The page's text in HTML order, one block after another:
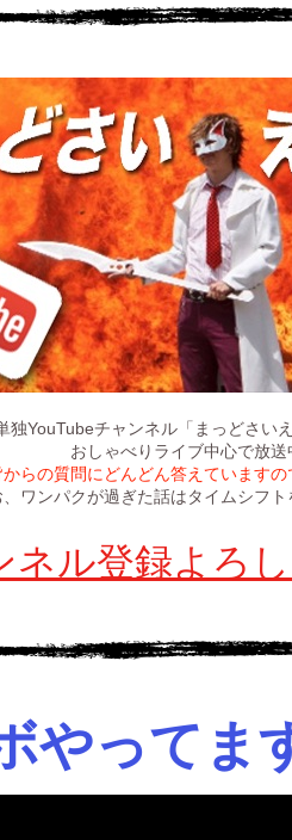
独YouTubeチャンネル「まっどさい
おしゃべりライブ中心で放送
らの質問にどんどん答えていますの
、ワンパクが過ぎた話はタイムシフ
やってま
ネル登録よろ